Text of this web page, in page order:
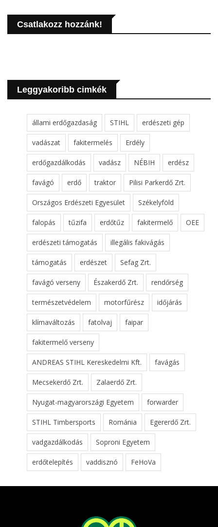
Csatlakozz hozzánk!
Leggyakoribb cimkék
állami erdőgazdaság STIHL erdészeti gép
vadászat fakitermelés Erdély
erdőgazdálkodás vadász NÉBIH erdész
favágó erdő traktor Pilisi Parkerdő Zrt.
Országos Erdészeti Egyesület Székelyföld
falopás tűzifa erdőtűz fakitermelő OEE
erdészeti támogatás illegális fakivágás
támogatás erdészet Sefag Zrt.
favágó verseny Északerdő Zrt. rendőrség
természetvédelem motorfűrész időjárás
klímaváltozás fatolvaj faipar
fakitermelő verseny
ANDREAS STIHL Kereskedelmi Kft. favágás
Mecsekerdő Zrt. Zalaerdő Zrt.
Nyugat-magyarországi Egyetem forwarder
STIHL Timbersports Románia Egererdő Zrt.
vadgazdálkodás Soproni Egyetem
erdőtelepítés vaddisznó FeHoVa